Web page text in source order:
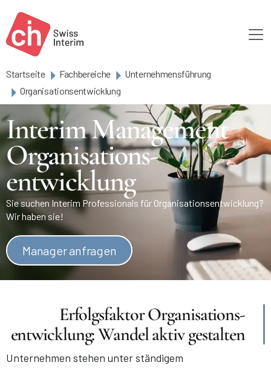
Startseite Fachbereiche
Unternehmensführung
Organisationsentwicklung
Interim Management
Organisations-
entwicklung
Sie suchen Interim Professionals für Organisationsentwicklung?
Wir haben sie!
Manager anfragen
Erfolgsfaktor Organisations-
entwicklung: Wandel aktiv gestalten
Unternehmen stehen unter ständigem